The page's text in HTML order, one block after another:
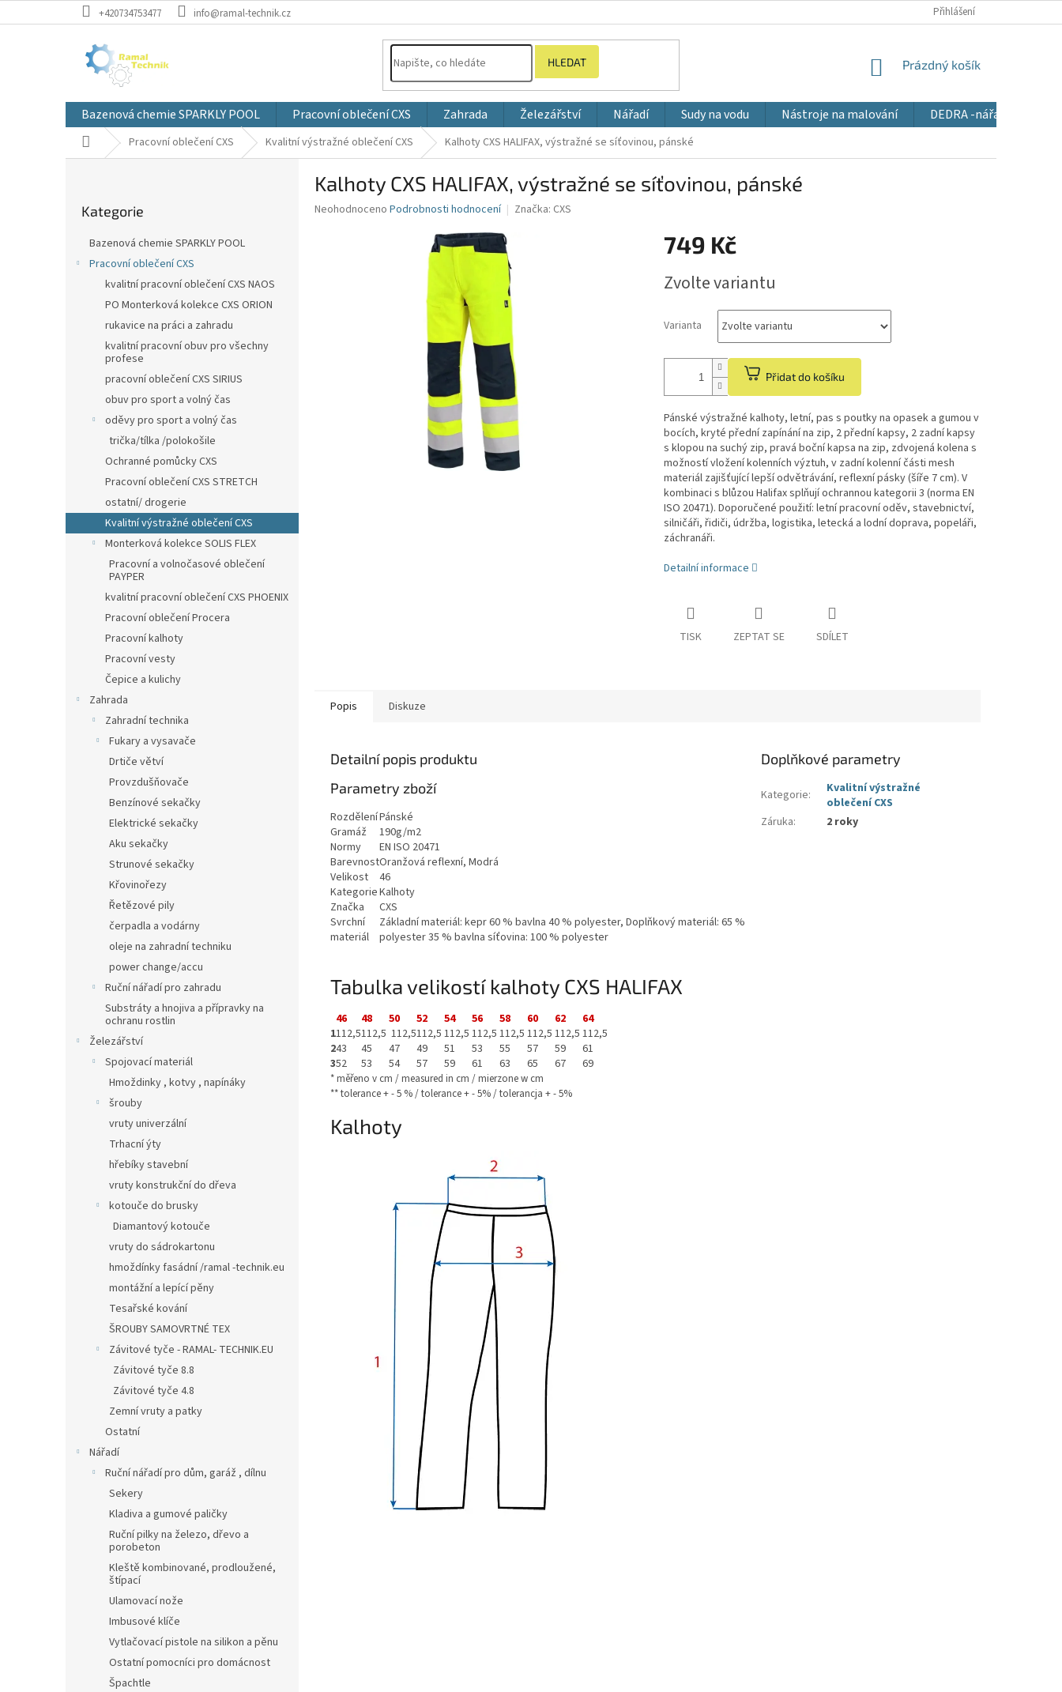
na
+420734753477 info@ramal-technik.cz Přihlášení
HLEDAT
NÁKUPNÍ
Prázdný košík
Bazenová chemie SPARKLY POOL Pracovní oblečení CXS Zahrada Železářství Nářadí Sudy na vodu Nástroje na malování DEDRA -nářadí pro
Domů Pracovní oblečení CXS Kvalitní výstražné oblečení CXS Kalhoty CXS HALIFAX, výstražné se síťovinou, pánské
kategorie
Kategorie
Bazenová chemie SPARKLY POOL
Pracovní oblečení CXS
kvalitní pracovní oblečení CXS NAOS
PO Monterková kolekce CXS ORION
rukavice na práci a zahradu
kvalitní pracovní obuv pro všechny
profese
pracovní oblečení CXS SIRIUS
obuv pro sport a volný čas
oděvy pro sport a volný čas
trička/tílka /polokošile
Ochranné pomůcky CXS
Pracovní oblečení CXS STRETCH
ostatní/ drogerie
Kvalitní výstražné oblečení CXS
Monterková kolekce SOLIS FLEX
Pracovní a volnočasové oblečení
PAYPER
kvalitní pracovní oblečení CXS PHOENIX
Pracovní oblečení Procera
Pracovní kalhoty
Pracovní vesty
Čepice a kulichy
Zahrada
Zahradní technika
Fukary a vysavače
Drtiče větví
Provzdušňovače
Benzínové sekačky
Elektrické sekačky
Aku sekačky
Strunové sekačky
Křovinořezy
Řetězové pily
čerpadla a vodárny
oleje na zahradní techniku
power change/accu
Ruční nářadí pro zahradu
Substráty a hnojiva a přípravky na
ochranu rostlin
Železářství
Spojovací materiál
Hmoždinky , kotvy , napínáky
šrouby
vruty univerzální
Trhacní ýty
hřebíky stavební
vruty konstrukční do dřeva
kotouče do brusky
Diamantový kotouče
vruty do sádrokartonu
hmoždínky fasádní /ramal -technik.eu
montážní a lepící pěny
Tesařské kování
ŠROUBY SAMOVRTNÉ TEX
Závitové tyče - RAMAL- TECHNIK.EU
Závitové tyče 8.8
Závitové tyče 4.8
Zemní vruty a patky
Ostatní
Nářadí
Ruční nářadí pro dům, garáž , dílnu
Sekery
Kladiva a gumové paličky
Ruční pilky na železo, dřevo a
porobeton
Kleště kombinované, prodloužené,
štípací
Ulamovací nože
Imbusové klíče
Vytlačovací pistole na silikon a pěnu
Ostatní pomocníci pro domácnost
Špachtle
Kalhoty CXS HALIFAX, výstražné se síťovinou, pánské
Průměrné
Neohodnoceno Podrobnosti hodnocení Značka: CXS
749 Kč
cena:
Zvolte variantu
Varianta
Přidat do košíku
Pánské výstražné kalhoty, letní, pas s poutky na opasek a gumou v
bocích, kryté přední zapínání na zip, 2 přední kapsy, 2 zadní kapsy
s klopou na suchý zip, pravá boční kapsa na zip, zdvojená kolena s
možností vložení kolenních výztuh, v zadní kolenní části mesh
materiál zajišťující lepší odvětrávání, reflexní pásky (šíře 7 cm). V
kombinaci s blůzou Halifax splňují ochrannou kategorii 3 (norma EN
ISO 20471). Doporučené použití: letní pracovní oděv, stavebnictví,
silničáři, řidiči, údržba, logistika, letecká a lodní doprava, popeláři,
záchranáři.
Detailní informace
TISK ZEPTAT SE SDÍLET
Popis Diskuze
Detailní popis produktu
Parametry zboží
RozděleníPánské
Gramáž
190g/m2
Normy
EN ISO 20471
BarevnostOranžová reflexní, Modrá
Velikost
46
KategorieKalhoty
Značka
CXS
Svrchní
materiál
Základní materiál: kepr 60 % bavlna 40 % polyester, Doplňkový materiál: 65 %
polyester 35 % bavlna síťovina: 100 % polyester
Tabulka velikostí kalhoty CXS HALIFAX
46 48 50 52 54 56 58 60 62
64
1112,5112,5 112,5112,5 112,5 112,5 112,5 112,5 112,5 112,5
243 45 47 49 51 53 55 57 59
61
352 53 54 57 59 61 63 65 67 69
* měřeno v cm / measured in cm / mierzone w cm
** tolerance + - 5 % / tolerance + - 5% / tolerancja + - 5%
Kalhoty
Doplňkové parametry
Kategorie:
Kvalitní výstražné
oblečení CXS
Záruka: 2 roky